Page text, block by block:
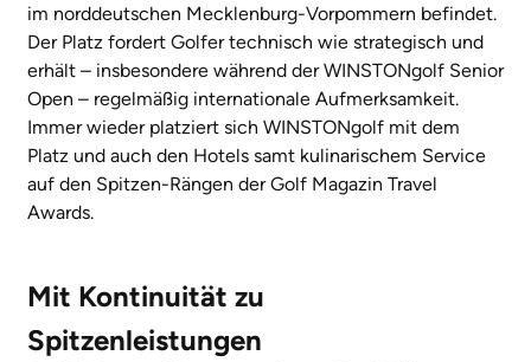
im norddeutschen Mecklenburg-Vorpommern befindet.
Der Platz fordert Golfer technisch wie strategisch und
erhält – insbesondere während der WINSTONgolf Senior
Open – regelmäßig internationale Aufmerksamkeit.
Immer wieder platziert sich WINSTONgolf mit dem
Platz und auch den Hotels samt kulinarischem Service
auf den Spitzen-Rängen der Golf Magazin Travel
Awards.
Mit Kontinuität zu
Spitzenleistungen